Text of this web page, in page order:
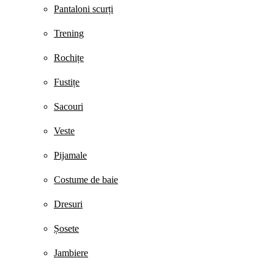
Pantaloni scurți
Trening
Rochițe
Fustițe
Sacouri
Veste
Pijamale
Costume de baie
Dresuri
Șosete
Jambiere